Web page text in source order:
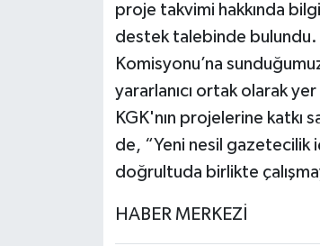
proje takvimi hakkında
destek talebinde bulundu.
Komisyonu’na
yararlanıcı ortak olarak yer
KGK'nın projelerine katkı
de, “Yeni nesil gazetecilik
doğrultuda birlikte
HABER MERKEZİ